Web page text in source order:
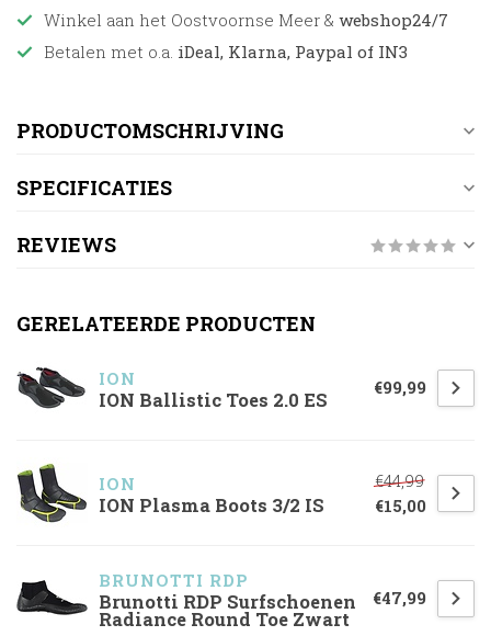
Winkel aan het Oostvoornse Meer & webshop24/7
Betalen met o.a. iDeal, Klarna, Paypal of IN3
PRODUCTOMSCHRIJVING
SPECIFICATIES
REVIEWS
GERELATEERDE PRODUCTEN
ION
ION Ballistic Toes 2.0 ES
€99,99
ION
ION Plasma Boots 3/2 IS
€44,99
€15,00
BRUNOTTI RDP
Brunotti RDP Surfschoenen
Radiance Round Toe Zwart
€47,99